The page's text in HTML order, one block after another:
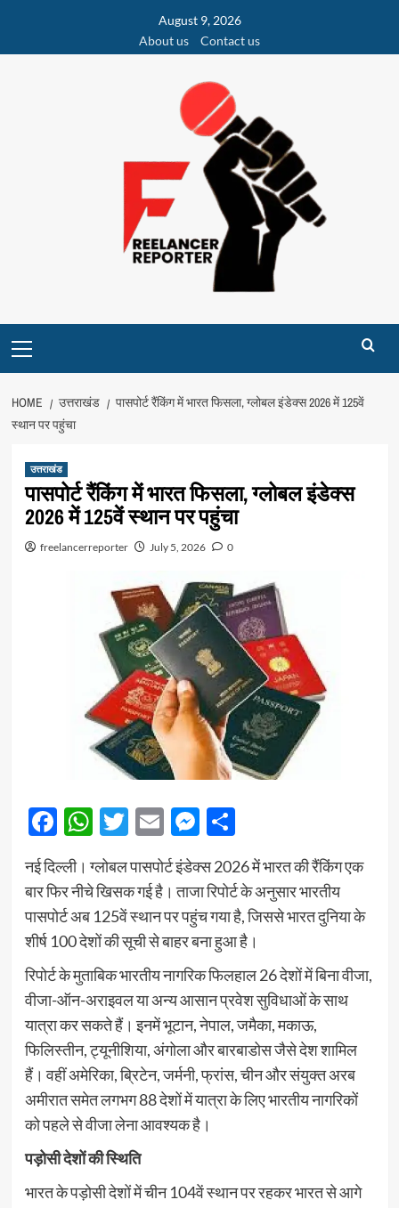
content
August 9, 2026
About us
Contact us
Menu
HOME उत्तराखंड
पासपोर्ट रैंकिंग में भारत फिसला, ग्लोबल इंडेक्स 2026 में 125वें
स्थान पर पहुंचा
उत्तराखंड
पासपोर्ट रैंकिंग में भारत फिसला, ग्लोबल इंडेक्स
2026 में 125वें स्थान पर पहुंचा
freelancerreporter July 5, 2026 0
Facebook
WhatsApp
Twitter
EmailMessenger
Share
नई दिल्ली। ग्लोबल पासपोर्ट इंडेक्स 2026 में भारत की रैंकिंग एक
बार फिर नीचे खिसक गई है। ताजा रिपोर्ट के अनुसार भारतीय
पासपोर्ट अब 125वें स्थान पर पहुंच गया है, जिससे भारत दुनिया के
शीर्ष 100 देशों की सूची से बाहर बना हुआ है।
रिपोर्ट के मुताबिक भारतीय नागरिक फिलहाल 26 देशों में बिना वीजा,
वीजा-ऑन-अराइवल या अन्य आसान प्रवेश सुविधाओं के साथ
यात्रा कर सकते हैं। इनमें भूटान, नेपाल, जमैका, मकाऊ,
फिलिस्तीन, ट्यूनीशिया, अंगोला और बारबाडोस जैसे देश शामिल
हैं। वहीं अमेरिका, ब्रिटेन, जर्मनी, फ्रांस, चीन और संयुक्त अरब
अमीरात समेत लगभग 88 देशों में यात्रा के लिए भारतीय नागरिकों
को पहले से वीजा लेना आवश्यक है।
पड़ोसी देशों की स्थिति
भारत के पड़ोसी देशों में चीन 104वें स्थान पर रहकर भारत से आगे